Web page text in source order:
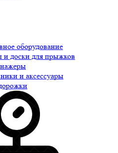
оборудование
и доски для прыжков
и аксессуары